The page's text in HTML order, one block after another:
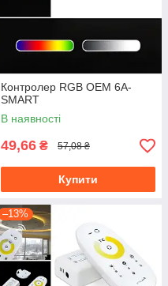
Контролер RGB OEM 6А-
SMART
В наявності
49,66 ₴ 57,08 ₴
Купити
–13%